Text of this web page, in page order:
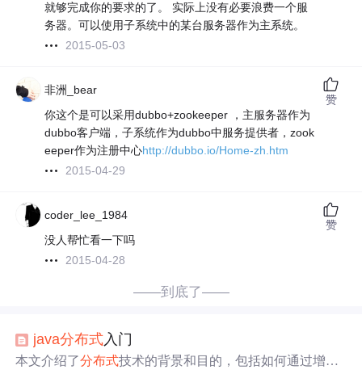
就够完成你的要求的了。 实际上没有必要浪费一个服
务器。可以使用子系统中的某台服务器作为主系统。
2015-05-03
非洲_bear
你这个是可以采用dubbo+zookeeper ，主服务器作为
dubbo客户端，子系统作为dubbo中服务提供者，zook
eeper作为注册中心http://dubbo.io/Home-zh.htm
2015-04-29
赞
coder_lee_1984
没人帮忙看一下吗
2015-04-28
赞
——到底了——
java分布式入门
本文介绍了分布式技术的背景和目的，包括如何通过增加